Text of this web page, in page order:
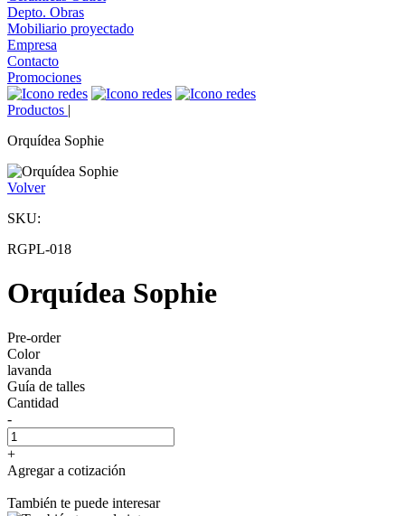
Depto. Obras
Mobiliario proyectado
Empresa
Contacto
Promociones
Productos |
Orquídea Sophie
Volver
SKU:
RGPL-018
Orquídea Sophie
Pre-order
Color
lavanda
Guía de talles
Cantidad
-
+
Agregar a cotización
También te puede interesar